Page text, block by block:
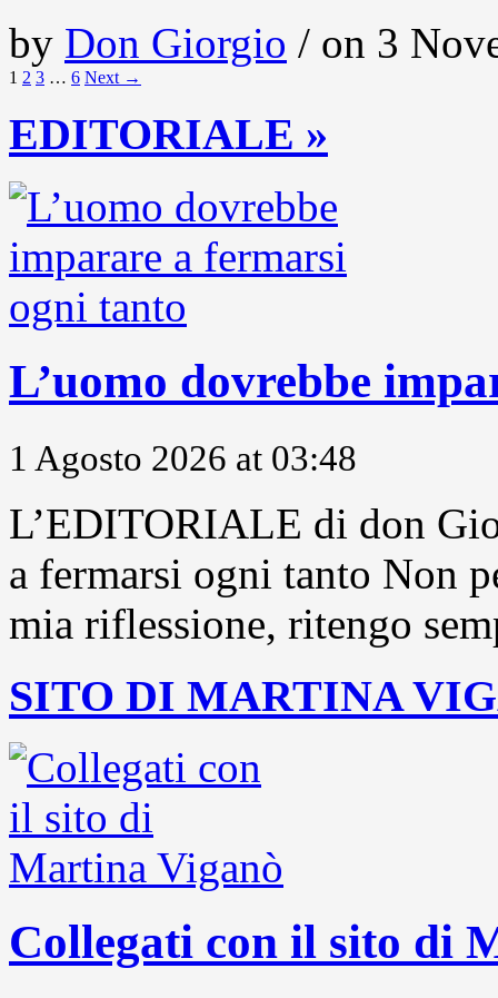
by Don Giorgio / on 3
1 2 3 … 6 Next →
EDITORIALE »
L’uomo dovrebbe
1 Agosto 2026 at 03:48
L’EDITORIALE di don
a fermarsi ogni tanto Non
mia riflessione, ritengo
SITO DI MARTINA
Collegati con il sito di